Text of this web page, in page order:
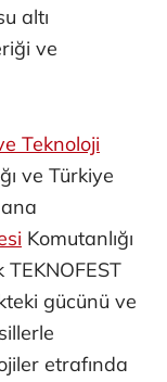
altı
ve
Teknoloji
ve Türkiye
ana
Komutanlığı
gücünü ve
etrafında